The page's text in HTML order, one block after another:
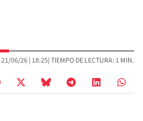
21/06/26 | 18:25| TIEMPO DE LECTURA: 1 MIN.